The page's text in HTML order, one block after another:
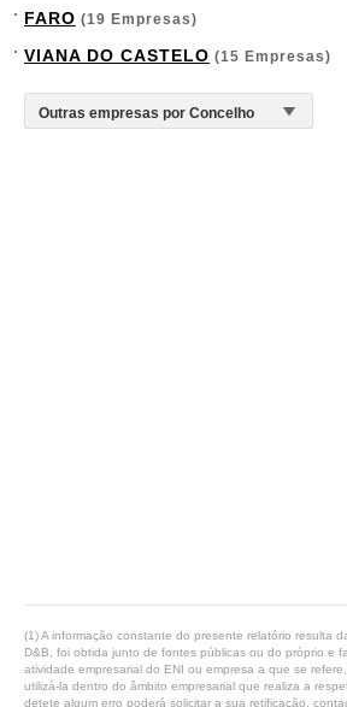
FARO (19 Empresas)
VIANA DO CASTELO (15 Empresas)
(1) A informação constante do presente relatório resulta
D&B, foi obtida junto de fontes públicas ou do próprio e
atividade empresarial do ENI ou empresa a que se
utilizá-la dentro do âmbito empresarial que realiza a
detete algum erro poderá solicitar a sua retificação,